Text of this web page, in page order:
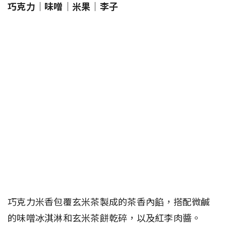
巧克力｜味噌｜米果｜李子
巧克力米香包覆玄米茶製成的茶香內餡，搭配微鹹
的味噌冰淇淋和玄米茶餅乾碎，以及紅李肉醬。